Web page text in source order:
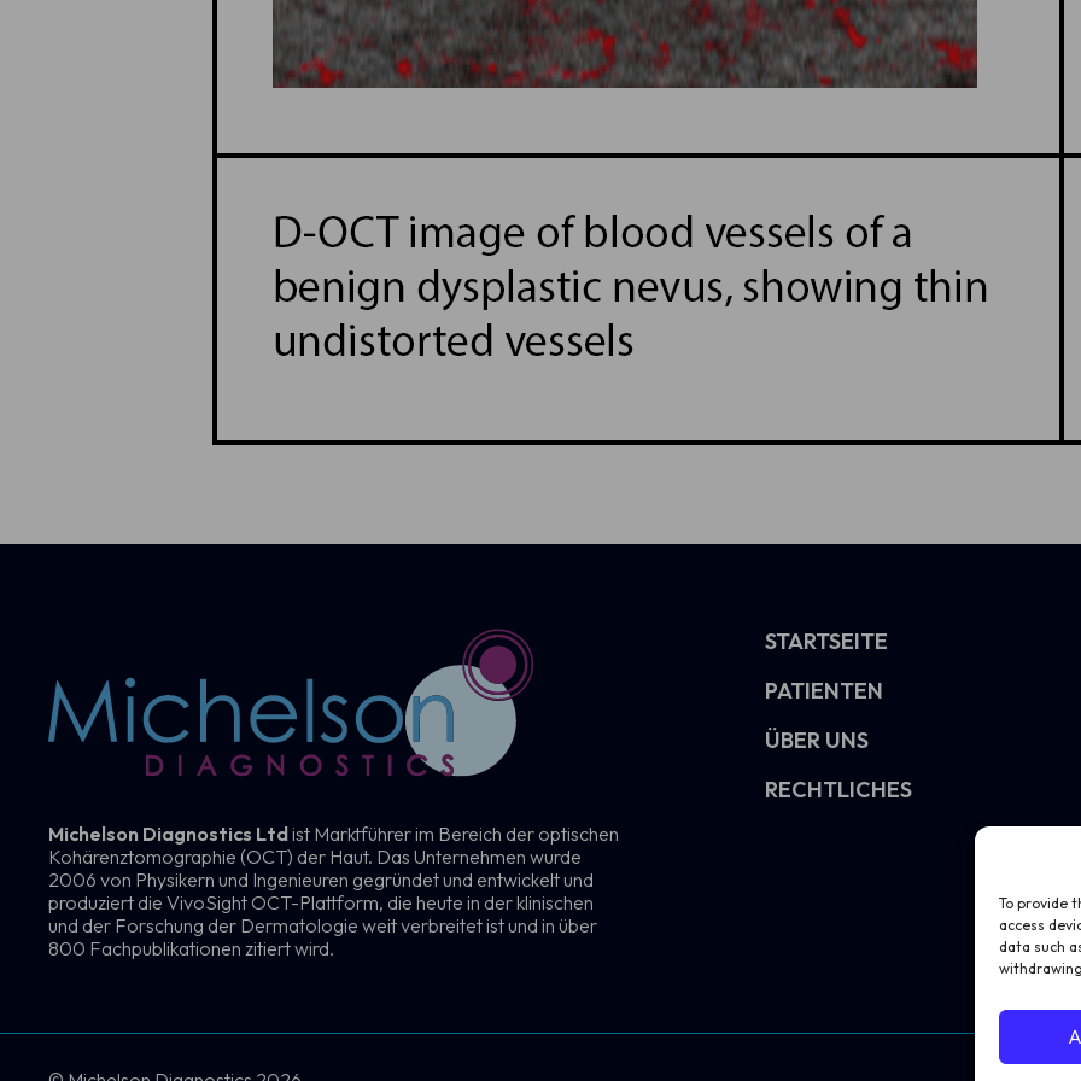
To provide
access
data such
Michelson Diagnostics Ltdist Marktführer im Bereich der optischen
Kohärenztomographie (OCT) der Haut. Das Unternehmen wurde
2006 von Physikern und Ingenieuren gegründet und entwickelt und
produziert die VivoSight OCT-Plattform, die heute in der klinischen
und der Forschung der Dermatologie weit verbreitet ist und in über
800 Fachpublikationen zitiert wird.
STARTSEITE
PATIENTEN
ÜBER UNS
RECHTLICHES